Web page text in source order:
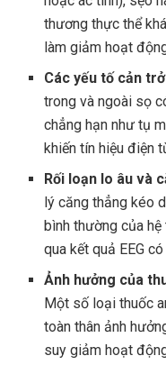
thương thực thể
làm giảm hoạt
Các yếu tố cản
trong và ngoài sọ
chẳng hạn như tụ
khiến tín hiệu điện
Rối loạn lo âu và
lý căng thẳng kéo
bình thường của
qua kết quả EEG
Ảnh hưởng của
Một số loại thuốc
toàn thân ảnh
suy giảm hoạt